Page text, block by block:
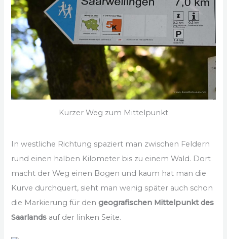
Kurzer Weg zum Mittelpunkt
In westliche Richtung spaziert man zwischen Feldern
rund einen halben Kilometer bis zu einem Wald. Dort
macht der Weg einen Bogen und kaum hat man die
Kurve durchquert, sieht man wenig später auch schon
die Markierung für dengeografischen Mittelpunkt des
Saarlands auf der linken Seite.